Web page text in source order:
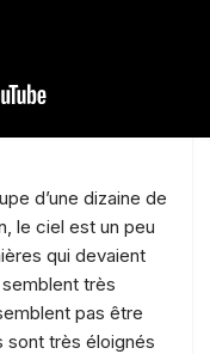
d’une dizaine de
le ciel est un peu
qui devaient
très
pas être
sont très éloignés